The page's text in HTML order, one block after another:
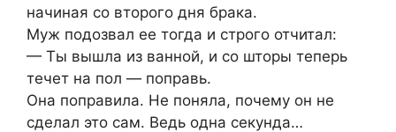
начиная со второго дня брака.
Муж подозвал ее тогда и строго отчитал:
— Ты вышла из ванной, и со шторы теперь
течет на пол — поправь.
Она поправила. Не поняла, почему он не
сделал это сам. Ведь одна секунда…